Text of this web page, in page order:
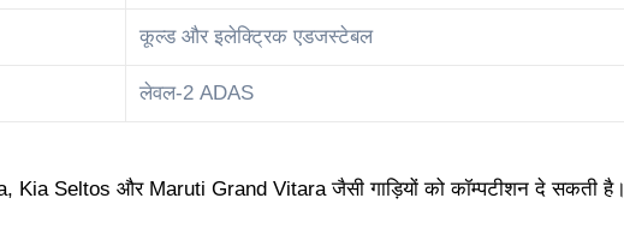
कूल्ड और इलेक्ट्रिक एडजस्टेबल
लेवल-2 ADAS
Kia Seltos और Maruti Grand Vitara जैसी गाड़ियों को कॉम्पटीशन दे सकती है।